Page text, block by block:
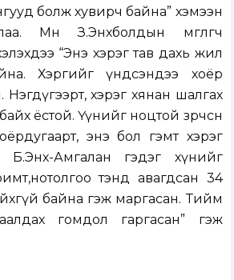
болж хувирч байна” хэмээн
Мөн З.Энхболдын өмгөөлөгч
“Энэ хэрэг тав дахь жил
Хэргийг үндсэндээ хоёр
Нэгдүгээрт, хэрэг хянан шалгах
ёстой. Үүнийг ноцтой зөрчсөн
энэ бол гэмт хэрэг
Амгалан гэдэг хүнийг
тэнд авагдсан 34
байна гэж маргасан. Тийм
гомдол гаргасан” гэж